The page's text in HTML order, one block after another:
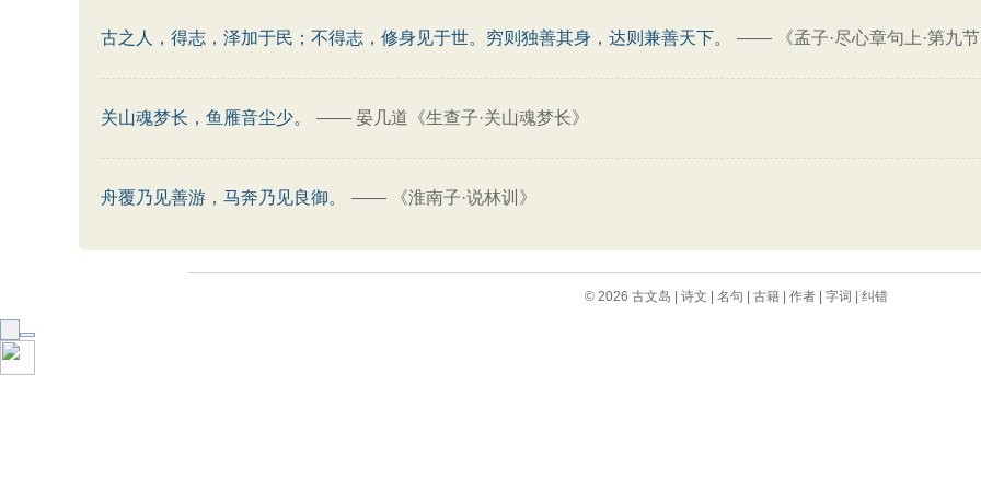
古之人，得志，泽加于民；不得志，修身见于世。穷则独善其身，达则兼善天下。 —— 《孟子·尽心章句上·第九
关山魂梦长，鱼雁音尘少。 —— 晏几道《生查子·关山魂梦长》
舟覆乃见善游，马奔乃见良御。 —— 《淮南子·说林训》
© 2026 古文岛 诗文 名句 古籍| 作者| 字词 纠错